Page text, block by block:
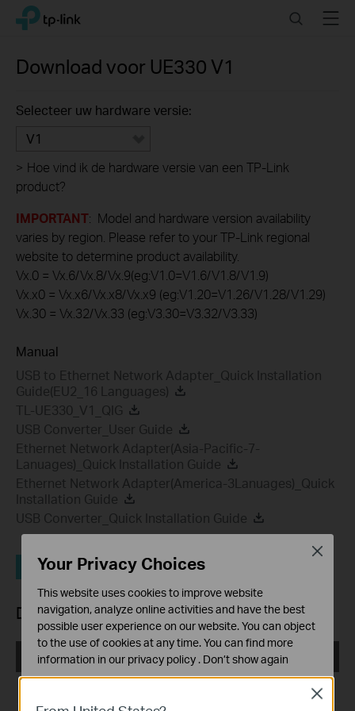
Click
navigation
TP-Link, Reliably Smart SearchMenu
Download voor UE330 V1
Selecteer uw hardware versie:
V1
> Hoe vind ik de hardware versie van een TP-Link
product?
IMPORTANT: Model and hardware version availability
varies by region. Please refer to your TP-Link regional
website to determine product availability.
Vx.0 = Vx.6/Vx.8/Vx.9(eg:V1.0=V1.6/V1.8/V1.9)
Vx.x0 = Vx.x6/Vx.x8/Vx.x9 (eg:V1.20=V1.26/V1.28/V1.29)
Vx.30 = Vx.32/Vx.33 (eg:V3.30=V3.32/V3.33)
Manual
USB to Ethernet Network Adapter_Quick Installation
Guide(EU2_16 Languages)
TL-UE330_V1_QIG
USB Converter_User Guide
Ethernet Network Adapter(Asia-Pacific-7-
Lanuages)_Quick Installation Guide
Ethernet Network Adapter(America-3Lanuages)_Quick
Installation Guide
USB Converter_Quick Installation Guide
Driver FAQ
Driver
UE330_Driver
Close
Your Privacy Choices
This website uses cookies to improve website
navigation, analyze online activities and have the best
possible user experience on our website. You can object
to the use of cookies at any time. You can find more
information in our privacy policy . Don’t show again
Deze cookies zijn noodzakelijk voor de werking van de
Close